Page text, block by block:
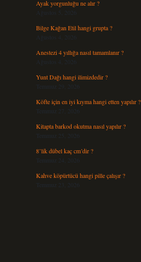
Ayak yorgunluğu ne alır ?
Ağustos 5, 2026
Bilge Kağan Etil hangi grupta ?
Ağustos 4, 2026
Anestezi 4 yıllığa nasıl tamamlanır ?
Ağustos 4, 2026
Yunt Dağı hangi ilimizdedir ?
Temmuz 29, 2026
Köfte için en iyi kıyma hangi etten yapılır ?
Temmuz 27, 2026
Kitapta barkod okutma nasıl yapılır ?
Temmuz 25, 2026
8’lik dübel kaç cm’dir ?
Temmuz 24, 2026
Kahve köpürtücü hangi pille çalışır ?
Temmuz 23, 2026